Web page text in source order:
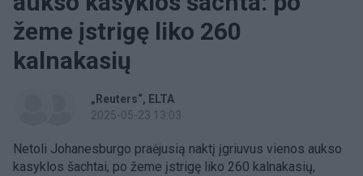
žeme įstrigę liko 260
kalnakasių
„Reuters“
ELTA
2025-05-23 13:03
Netoli Johanesburgo praėjusią naktį įgriuvus vienos aukso
kasyklos šachtai, po žeme įstrigę liko 260 kalnakasių,